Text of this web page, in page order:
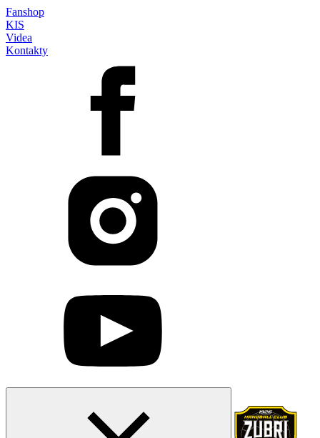
Fanshop
KIS
Videa
Kontakty